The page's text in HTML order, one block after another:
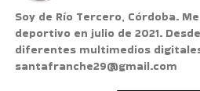
Soy de Río Tercero, Córdoba.
deportivo en julio de 2021.
diferentes multimedios
santafranche29@gmail.com